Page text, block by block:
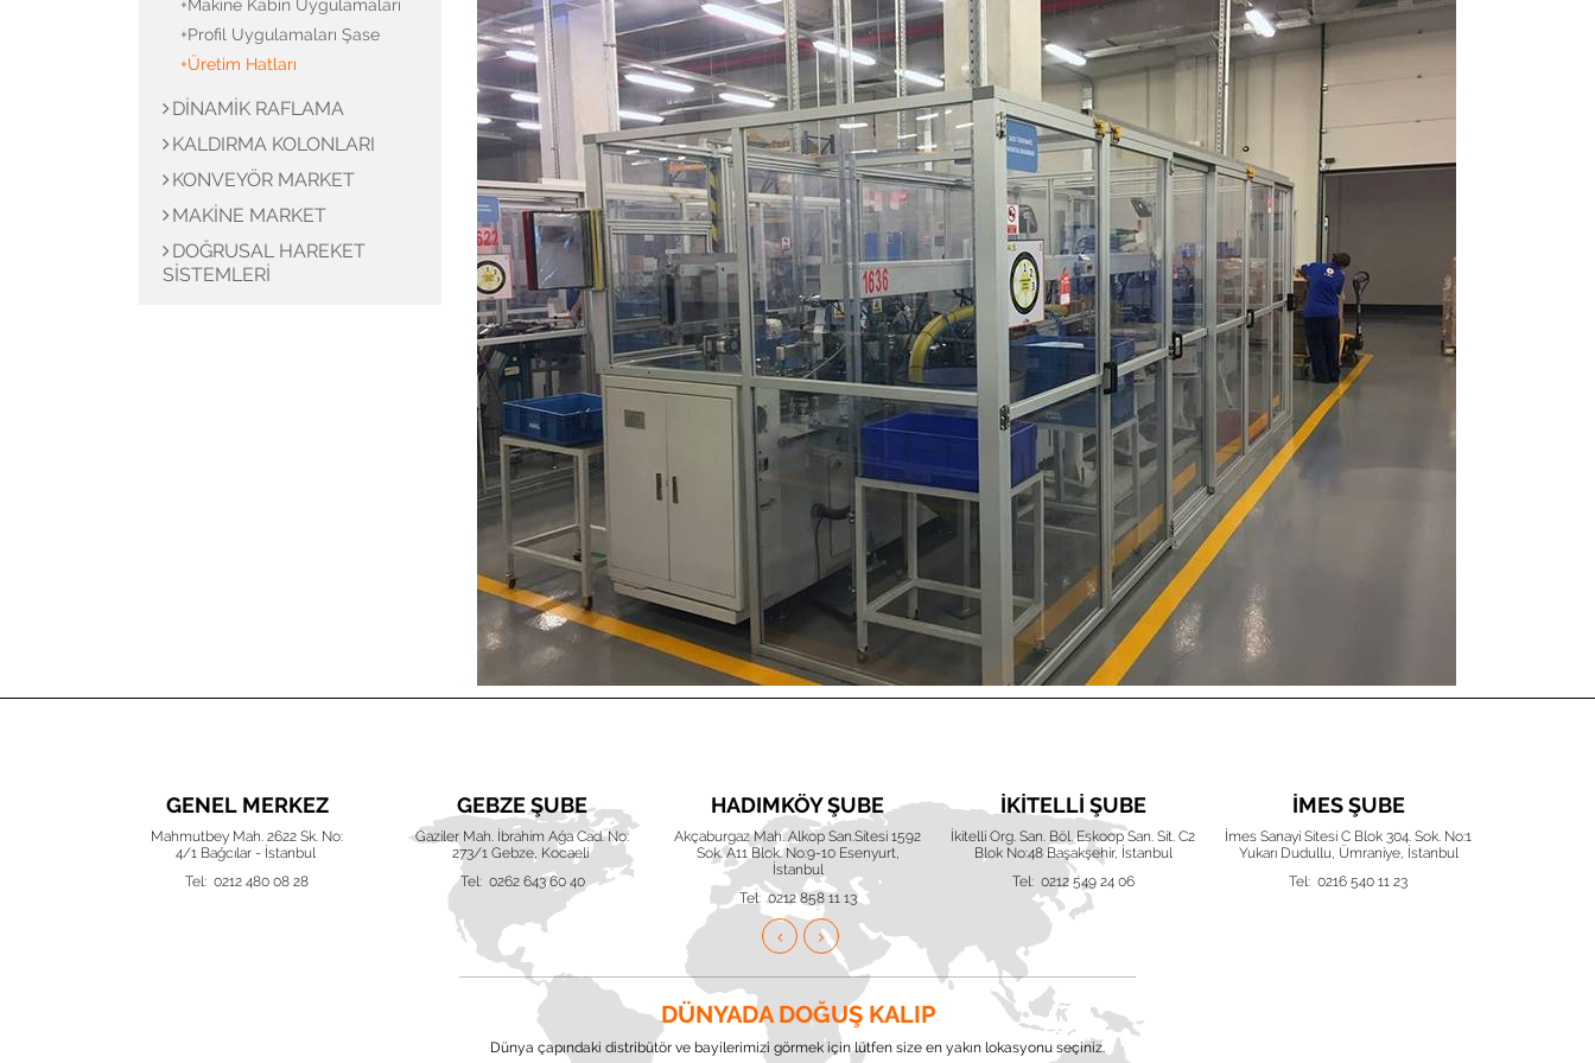
Profil Uygulamaları Şase Mil Ucu Bağlantı Parçaları
Yataklı Rulmanlar
Bilyalı Masaüstü Taşıyıcılar
Vidalı Mil Ucu Yatakları
Vidalı Mil Somun Gövdeleri
Kaplinler
Hız Ayar panoları
Otomasyon Panosu
Motorlar ve Sürücüler
+Makine Kabin Uygulamaları
+Profil Uygulamaları Şase
+Üretim Hatları
DINAMIK RAFLAMA
KALDIRMA KOLONLARI
KONVEYÖR MARKET
MAKINE MARKET
DOĞRUSAL HAREKET
SISTEMLERI
GENEL MERKEZ
Mahmutbey Mah. 2622 Sk. No:
4/1 Bağcılar - İstanbul
Tel: 0212 480 08 28
GEBZE ŞUBE
Gaziler Mah. İbrahim Ağa Cad. No:
273/1 Gebze, Kocaeli
Tel: 0262 643 60 40
HADIMKÖY ŞUBE
Akçaburgaz Mah. Alkop San.Sitesi 1592
Sok. A11 Blok. No:9-10 Esenyurt,
İstanbul
Tel: 0212 858 11 13
İKITELLI ŞUBE
İkitelli Org. San. Böl. Eskoop San. Sit. C2
Blok No:48 Başakşehir, İstanbul
Tel: 0212 549 24 06
İMES ŞUBE
İmes Sanayi Sitesi C Blok 304. Sok. No:1
Yukarı Dudullu, Ümraniye, İstanbul
Tel: 0216 540 11 23
DÜNYADA DOĞUŞ KALIP
Dünya çapındaki distribütör ve bayilerimizi görmek için lütfen size en yakın lokasyonu seçiniz.